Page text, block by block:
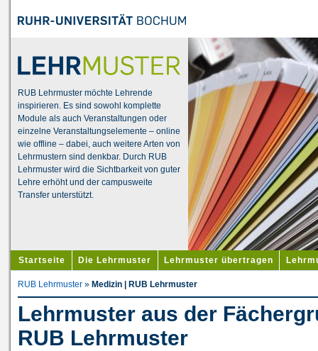
RUB Lehrmuster möchte Lehrende
inspirieren. Es sind sowohl komplette
Module als auch Veranstaltungen oder
einzelne Veranstaltungselemente – online
wie offline – dabei, auch weitere Arten von
Lehrmustern sind denkbar. Durch RUB
Lehrmuster wird die Sichtbarkeit von guter
Lehre erhöht und der campusweite
Transfer unterstützt.
Startseite Die Lehrmuster Lehrmuster übertragen
RUB Lehrmuster » Medizin | RUB Lehrmuster
Lehrmuster aus der
RUB Lehrmuster